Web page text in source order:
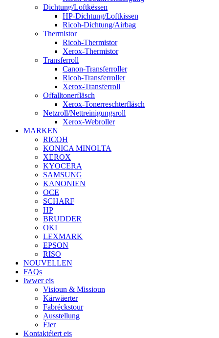
Dichtung/Loftkëssen
HP-Dichtung/Loftkissen
Ricoh-Dichtung/Airbag
Thermistor
Ricoh-Thermistor
Xerox-Thermistor
Transferroll
Canon-Transferroller
Ricoh-Transferroller
Xerox-Transferroll
Offalltonerfläsch
Xerox-Tonerreschterfläsch
Netzroll/Nettreinigungsroll
Xerox-Webroller
MARKEN
RICOH
KONICA MINOLTA
XEROX
KYOCERA
SAMSUNG
KANONIEN
OCE
SCHARF
HP
BRUDDER
OKI
LEXMARK
EPSON
RISO
NOUVELLEN
FAQs
Iwwer eis
Visioun & Missioun
Kärwäerter
Fabréckstour
Ausstellung
Éier
Kontaktéiert eis